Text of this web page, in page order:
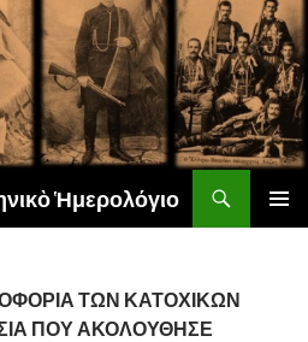
Ἡμερολόγιο
ΤΩΝ ΚΑΤΟΧΙΚΩΝ
ΠΟΥ ΑΚΟΛΟΥΘΗΣΕ